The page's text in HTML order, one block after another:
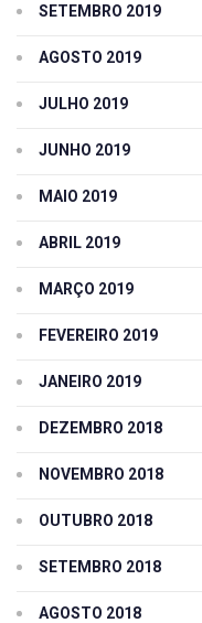
SETEMBRO 2019
AGOSTO 2019
JULHO 2019
JUNHO 2019
MAIO 2019
ABRIL 2019
MARÇO 2019
FEVEREIRO 2019
JANEIRO 2019
DEZEMBRO 2018
NOVEMBRO 2018
OUTUBRO 2018
SETEMBRO 2018
AGOSTO 2018